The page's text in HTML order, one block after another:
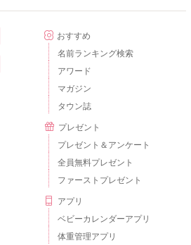
おすすめ
名前ランキング検索
アワード
マガジン
タウン誌
プレゼント
プレゼント＆アンケート
全員無料プレゼント
ファーストプレゼント
アプリ
ベビーカレンダーアプリ
体重管理アプリ